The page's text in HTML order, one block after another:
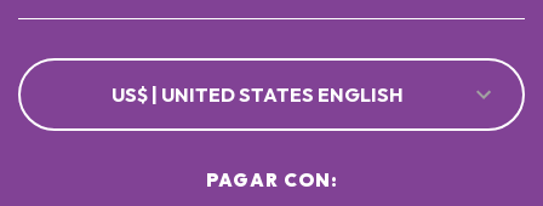
US$ | UNITED STATES ENGLISH
PAGAR CON: